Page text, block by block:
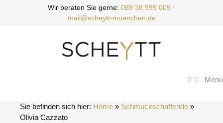
Wir beraten Sie gerne: 089 38 999 009 ·
mail@scheytt-muenchen.de
Menu
Sie befinden sich hier: Home » Schmuckschaffende »
Olivia Cazzato